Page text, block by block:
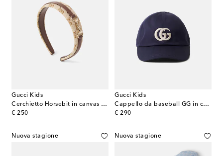
Gucci Kids
Cerchietto Horsebit in canvas GG con pelle
€ 250
original price
Gucci Kids
Cappello da baseball GG in cotone
€ 290
original price
Nuova stagione Nuova stagione